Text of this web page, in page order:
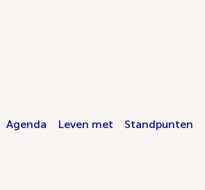
Agenda Leven met Standpunten